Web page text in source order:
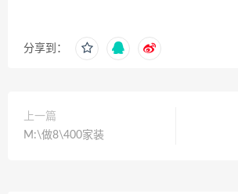
分享到：
上一篇
M:\做8\400家装